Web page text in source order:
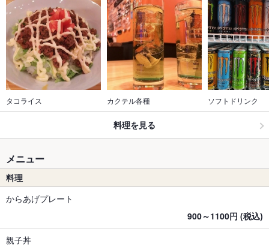
タコライス カクテル各種 ソフトドリンク
料理を見る
メニュー
料理
からあげプレート
900～1100円 (税込)
親子丼